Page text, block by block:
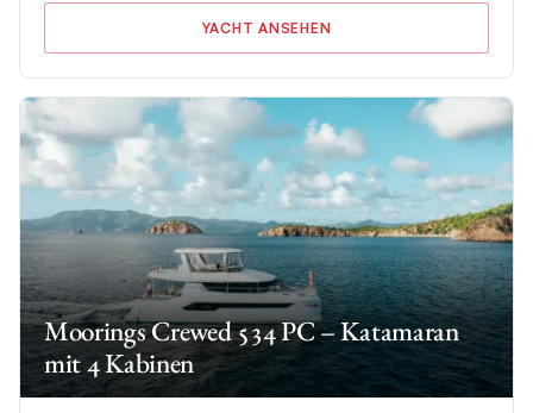
YACHT ANSEHEN
Moorings Crewed 534 PC – Katamaran
mit 4 Kabinen